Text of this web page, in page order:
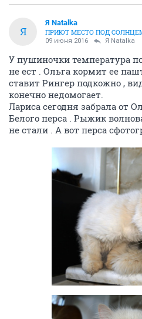
Я
Я Natalka
ПРИЮТ МЕСТО ПОД
09 июня 2016 Я Natalka
У пушиночки температура
не ест . Ольга кормит ее
ставит Рингер подкожно ,
конечно недомогает.
Лариса сегодня забрала от
Белого перса . Рыжик
не стали . А вот перса